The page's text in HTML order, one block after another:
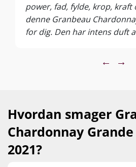
power, fad, fylde, krop, kraft
denne Granbeau
for dig. Den har intens duft
brunet smør. (vurderet ved
kr. 89,95)
← →
Hvordan smager
Chardonnay
2021?